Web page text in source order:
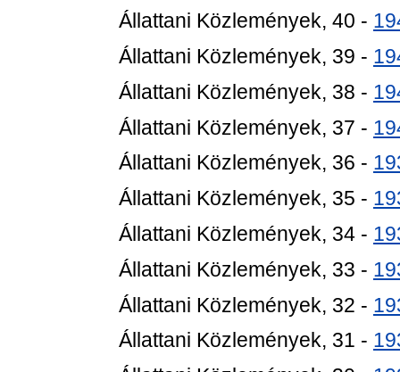
Állattani Közlemények, 40 -
Állattani Közlemények, 39 -
Állattani Közlemények, 38 -
Állattani Közlemények, 37 -
Állattani Közlemények, 36 -
Állattani Közlemények, 35 -
Állattani Közlemények, 34 -
Állattani Közlemények, 33 -
Állattani Közlemények, 32 -
Állattani Közlemények, 31 -